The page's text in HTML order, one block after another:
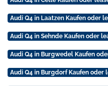
Audi Q4 in Laatzen Kaufen oder
Audi Q4 in Sehnde Kaufen oder
Audi Q4 in Burgwedel Kaufen
Audi Q4 in Burgdorf Kaufen oder